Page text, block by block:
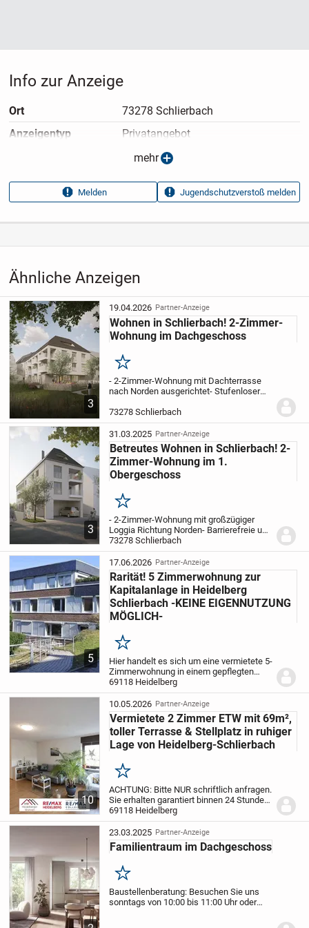
Ähnliche Anzeigen
3
19.04.2026 Partner-Anzeige
Wohnen in Schlierbach! 2-Zimmer-
Wohnung im Dachgeschoss
Merken
- 2-Zimmer-Wohnung mit Dachterrasse
nach Norden ausgerichtet- Stufenloser
Tageslichtbad mit bodeneben gefliester
Dusche- Ankleide am Schlafzimmer-
Große Fenster...
73278 Schlierbach
3
31.03.2025 Partner-Anzeige
Betreutes Wohnen in Schlierbach! 2-
Zimmer-Wohnung im 1.
Obergeschoss
Merken
- 2-Zimmer-Wohnung mit großzügiger
Loggia Richtung Norden- Barrierefreie und
betreute Wohnung- Breite Türen
Stufenloser Zugang in die Wohnung-
Geräumiges Tageslichtbad mit
bodeneben gefliester...
73278 Schlierbach
5
17.06.2026 Partner-Anzeige
Rarität! 5 Zimmerwohnung zur
Kapitalanlage in Heidelberg
Schlierbach -KEINE EIGENNUTZUNG
MÖGLICH-
Merken
Hier handelt es sich um eine vermietete 5-
Zimmerwohnung in einem gepflegten
Mehrfamilienhaus in Heidelberg
Schlierbach.Über die Diele werden alle
Räume erschlossen. Die Terrasse, die
zum verweilen...
69118 Heidelberg
10
10.05.2026 Partner-Anzeige
Vermietete 2 Zimmer ETW mit 69m²,
toller Terrasse & Stellplatz in ruhiger
Lage von Heidelberg-Schlierbach
Merken
ACHTUNG: Bitte NUR schriftlich anfragen.
Sie erhalten garantiert binnen 24 Stunden
eine Antwort mit einem Terminvorschlag
für die Besichtigung, sowie alle
Unterlagen zum Objekt vorab.
charmante...
69118 Heidelberg
23.03.2025 Partner-Anzeige
Familientraum im Dachgeschoss
Merken
Baustellenberatung: Besuchen Sie uns
sonntags von 10:00 bis 11:00 Uhr oder
Info zur Anzeige
Ort
73278 Schlierbach
Anzeigen­typ
Privatangebot
31.03.2025
Anzeigen­kennung
a0e57992
Aufrufe dieser
17
mehr
Melden Jugendschutzverstoß melden